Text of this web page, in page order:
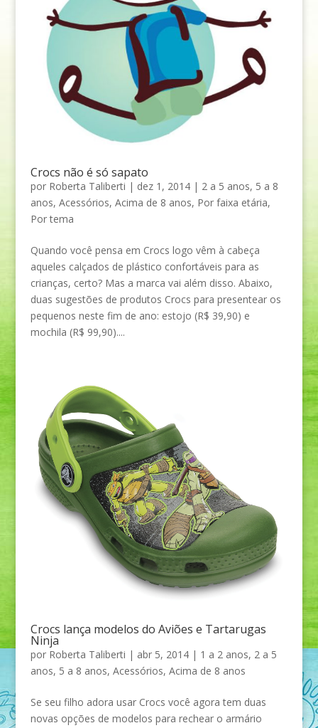
Crocs não é só sapato
por Roberta Taliberti | dez 1, 2014| 2 a 5 anos, 5 a 8
anos, Acessórios, Acima de 8 anos, Por faixa etária,
Por tema
Quando você pensa em Crocs logo vêm à cabeça
aqueles calçados de plástico confortáveis para as
crianças, certo? Mas a marca vai além disso. Abaixo,
duas sugestões de produtos Crocs para presentear os
pequenos neste fim de ano: estojo (R$ 39,90) e
mochila (R$ 99,90)....
Crocs lança modelos do Aviões e Tartarugas
Ninja
por Roberta Taliberti | abr 5, 2014| 1 a 2 anos, 2 a 5
anos, 5 a 8 anos, Acessórios, Acima de 8 anos
Se seu filho adora usar Crocs você agora tem duas
novas opções de modelos para rechear o armário